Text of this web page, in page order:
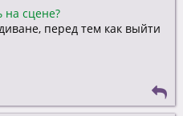
на сцене?
перед тем как выйти